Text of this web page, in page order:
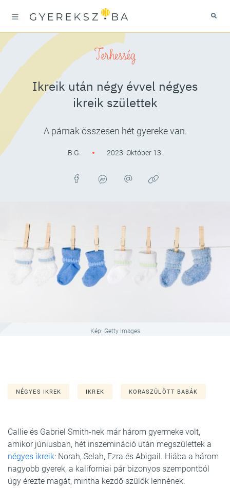
Terhesség
Ikreik után négy évvel négyes
ikreik születtek
A párnak összesen hét gyereke van.
B.G. 2023. Október 13.
Kép: Getty Images
NÉGYES IKREK IKREK KORASZÜLÖTT BABÁK
Callie és Gabriel Smith-nek már három gyermeke volt,
amikor júniusban, hét inszemináció után megszülettek a
négyes ikreik: Norah, Selah, Ezra és Abigail. Hiába a három
nagyobb gyerek, a kaliforniai pár bizonyos szempontból
úgy érezte magát, mintha kezdő szülők lennének.